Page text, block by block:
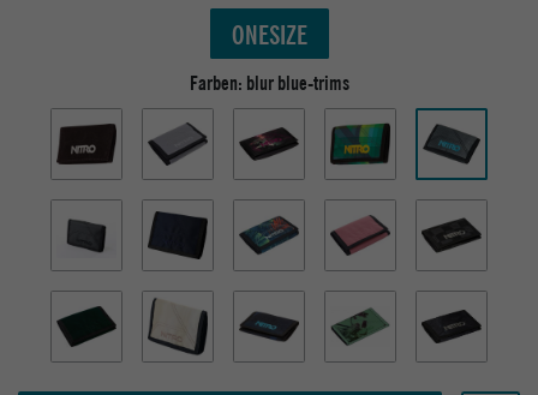
ONESIZE
Farben: blur blue-trims